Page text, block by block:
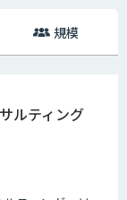
して保存する方
子データを扱う機
いタイミングでAI-
。
規模
ルティング